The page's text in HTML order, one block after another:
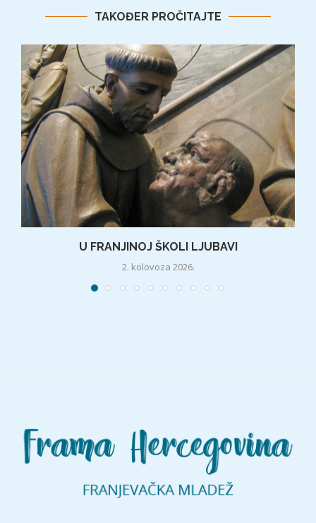
TAKOĐER PROČITAJTE
U FRANJINOJ ŠKOLI LJUBAVI
2. kolovoza 2026.